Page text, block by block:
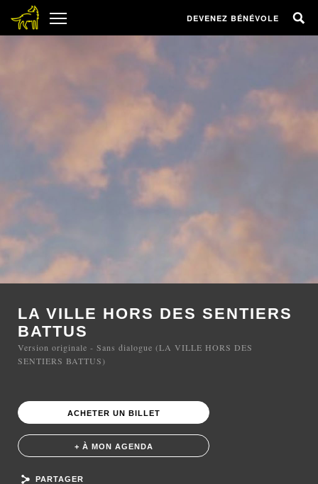
DEVENEZ BÉNÉVOLE
LA VILLE HORS DES SENTIERS
BATTUS
Version originale - Sans dialogue (LA VILLE HORS DES
SENTIERS BATTUS)
ACHETER UN BILLET
+ À MON AGENDA
PARTAGER